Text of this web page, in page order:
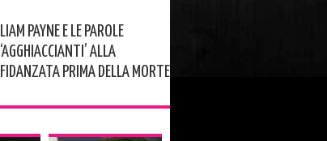
LIAM PAYNE E LE PAROLE
‘AGGHIACCIANTI’ ALLA
FIDANZATA PRIMA DELLA MORTE